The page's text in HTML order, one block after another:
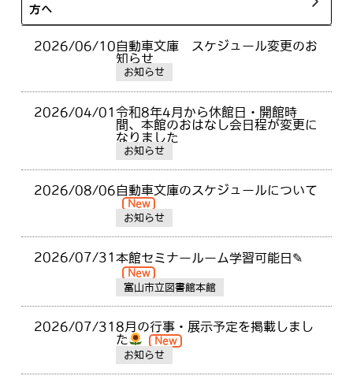
方へ
2026/06/10自動車文庫 スケジュール変更のお
知らせ
お知らせ
2026/04/01 令和8年4月から休館日・開館時
間、本館のおはなし会日程が変更に
なりました
お知らせ
2026/08/06自動車文庫のスケジュールについて
New
お知らせ
2026/07/31 本館セミナールーム学習可能日✎
New
富山市立図書館本館
2026/07/31 8月の行事・展示予定を掲載しまし
た
New
お知らせ